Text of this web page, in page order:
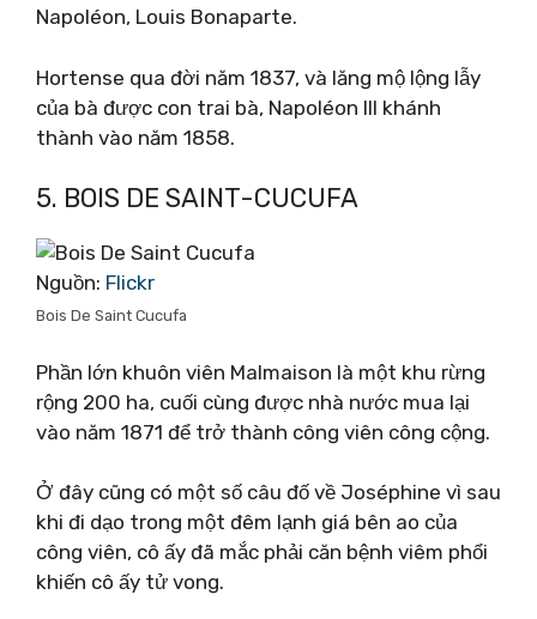
Napoléon, Louis Bonaparte.
Hortense qua đời năm 1837, và lăng mộ lộng lẫy
của bà được con trai bà, Napoléon III khánh
thành vào năm 1858.
5. BOIS DE SAINT-CUCUFA
Nguồn: Flickr
Bois De Saint Cucufa
Phần lớn khuôn viên Malmaison là một khu rừng
rộng 200 ha, cuối cùng được nhà nước mua lại
vào năm 1871 để trở thành công viên công cộng.
Ở đây cũng có một số câu đố về Joséphine vì sau
khi đi dạo trong một đêm lạnh giá bên ao của
công viên, cô ấy đã mắc phải căn bệnh viêm phổi
khiến cô ấy tử vong.